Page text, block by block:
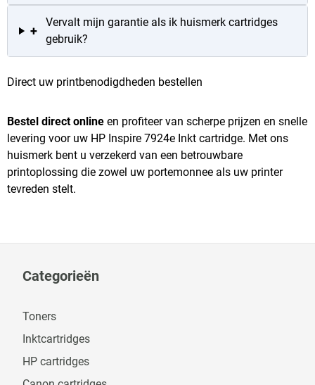
+
Vervalt mijn garantie als ik huismerk cartridges
gebruik?
Direct uw printbenodigdheden bestellen
Bestel direct online en profiteer van scherpe prijzen en snelle
levering voor uw HP Inspire 7924e Inkt cartridge. Met ons
huismerk bent u verzekerd van een betrouwbare
printoplossing die zowel uw portemonnee als uw printer
tevreden stelt.
Categorieën
Toners
Inktcartridges
HP cartridges